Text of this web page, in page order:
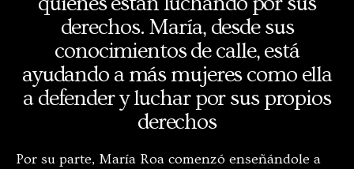
derechos. María, desde sus
conocimientos de calle, está
ayudando a más mujeres como ella
a defender y luchar por sus propios
derechos
Por su parte, María Roa comenzó enseñándole a